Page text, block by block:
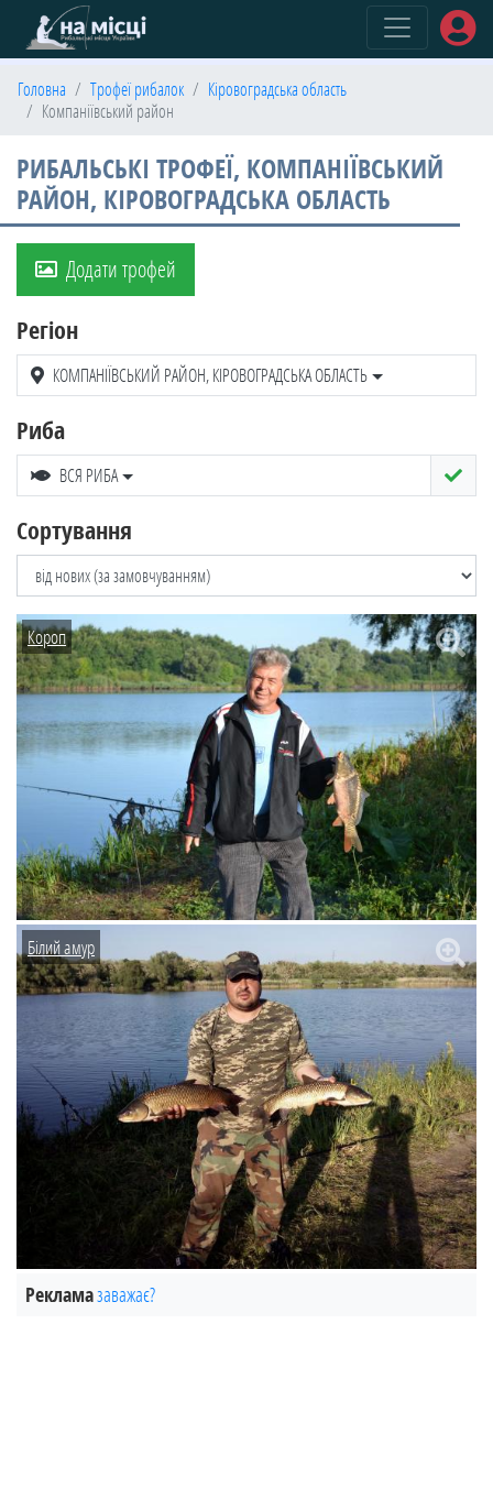
Головна Трофеї рибалок
Кіровоградська область
Компаніївський район
РИБАЛЬСЬКІ ТРОФЕЇ, КОМПАНІЇВСЬКИЙ
РАЙОН, КІРОВОГРАДСЬКА ОБЛАСТЬ
Додати трофей
Регіон
КОМПАНІЇВСЬКИЙ РАЙОН, КІРОВОГРАДСЬКА ОБЛАСТЬ
Риба
ВСЯ РИБА
Сортування
Короп
Білий амур
Рекламазаважає?